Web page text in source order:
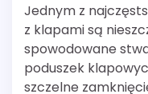
Jednym z
z klapami są
spowodowane
poduszek
szczelne